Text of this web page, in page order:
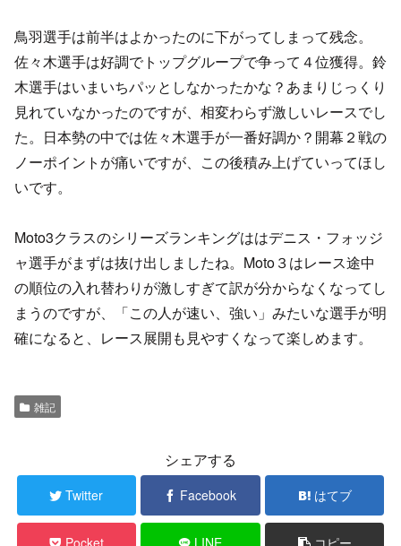
鳥羽選手は前半はよかったのに下がってしまって残念。
佐々木選手は好調でトップグループで争って４位獲得。鈴
木選手はいまいちパッとしなかったかな？あまりじっくり
見れていなかったのですが、相変わらず激しいレースでし
た。日本勢の中では佐々木選手が一番好調か？開幕２戦の
ノーポイントが痛いですが、この後積み上げていってほし
いです。
Moto3クラスのシリーズランキングははデニス・フォッジ
ャ選手がまずは抜け出しましたね。Moto３はレース途中
の順位の入れ替わりが激しすぎて訳が分からなくなってし
まうのですが、「この人が速い、強い」みたいな選手が明
確になると、レース展開も見やすくなって楽しめます。
雑記
シェアする
Twitter Facebook はてブ